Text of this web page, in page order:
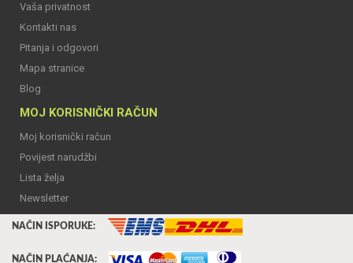
Vaša privatnost
Kontakti nas
Pitanja i odgovori
Mapa stranice
Blog
MOJ KORISNIČKI RAČUN
Moj korisnički račun
Povijest narudžbi
Lista želja
Newsletter
NAČIN ISPORUKE:
NAČIN PLAĆANJA: